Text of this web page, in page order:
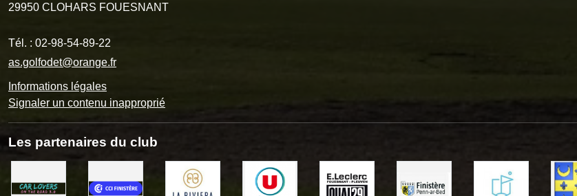
29950 CLOHARS FOUESNANT
Tél. : 02-98-54-89-22
as.golfodet@orange.fr
Informations légales
Signaler un contenu inapproprié
Les partenaires du club